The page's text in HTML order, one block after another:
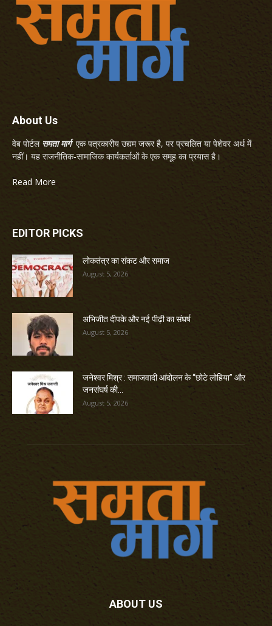
About Us
वेब पोर्टल समता मार्गएक पत्रकारीय उद्यम जरूर है, पर प्रचलित या पेशेवर अर्थ में
नहीं। यह राजनीतिक-सामाजिक कार्यकर्ताओं के एक समूह का प्रयास है।
Read More
EDITOR PICKS
लोकतंत्र का संकट और समाज
August 5, 2026
अभिजीत दीपके और नई पीढ़ी का संघर्ष
August 5, 2026
जनेश्वर मिश्र : समाजवादी आंदोलन के “छोटे लोहिया” और
जनसंघर्ष की...
August 5, 2026
ABOUT US